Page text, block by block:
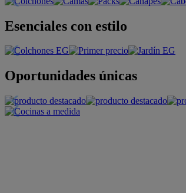
Esenciales con estilo
Oportunidades únicas